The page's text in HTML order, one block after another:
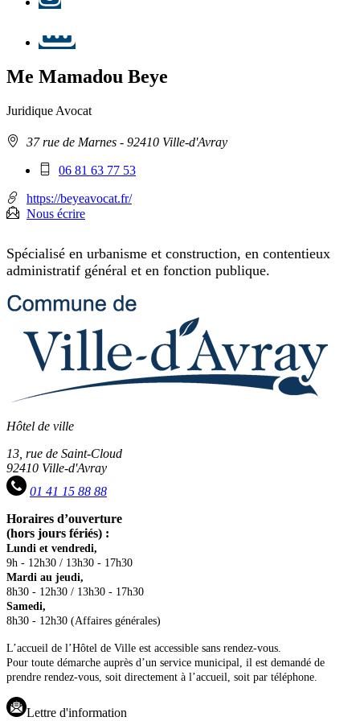
Me Mamadou Beye
Juridique Avocat
Adresse37 rue de Marnes - 92410 Ville-d'Avray
Téléphone
:
06 81 63 77 53
https://beyeavocat.fr/
Nous écrire
Spécialisé en urbanisme et construction, en contentieux
administratif général et en fonction publique.
Hôtel de ville
13, rue de Saint-Cloud
92410 Ville-d'Avray
01 41 15 88 88
Horaires d’ouverture
(hors jours fériés) :
Lundi et vendredi,
9h - 12h30 / 13h30 - 17h30
Mardi au jeudi,
8h30 - 12h30 / 13h30 - 17h30
Samedi,
8h30 - 12h30 (Affaires générales)
L’accueil de l’Hôtel de Ville est accessible sans rendez-vous.
Pour toute démarche auprès d’un service municipal, il est demandé de
prendre rendez-vous, soit directement à l’accueil, soit par téléphone.
Lettre d'information